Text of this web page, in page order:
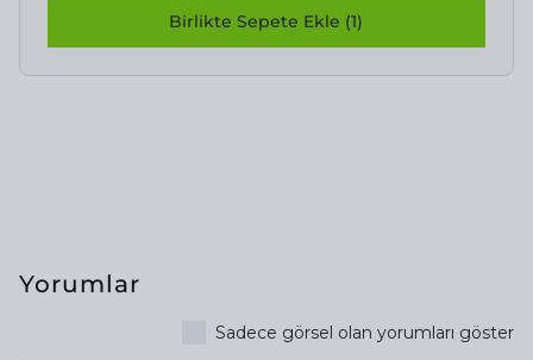
Birlikte Sepete Ekle (1)
Yorumlar
Sadece görsel olan yorumları göster